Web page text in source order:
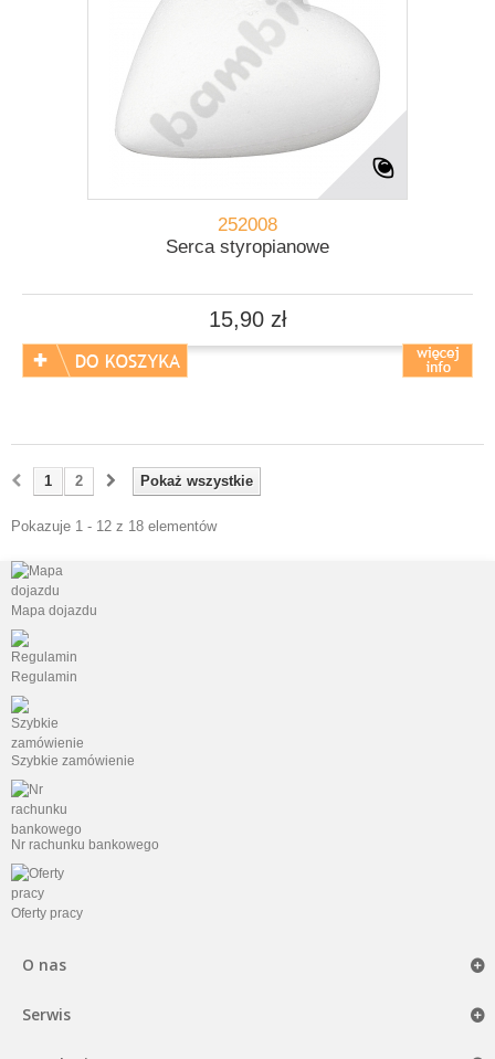
252008
Serca styropianowe
15,90 zł
Pokaż wszystkie
1 2
Pokazuje 1 - 12 z 18 elementów
Mapa dojazdu
Regulamin
Szybkie zamówienie
Nr rachunku bankowego
Oferty pracy
O nas
Serwis